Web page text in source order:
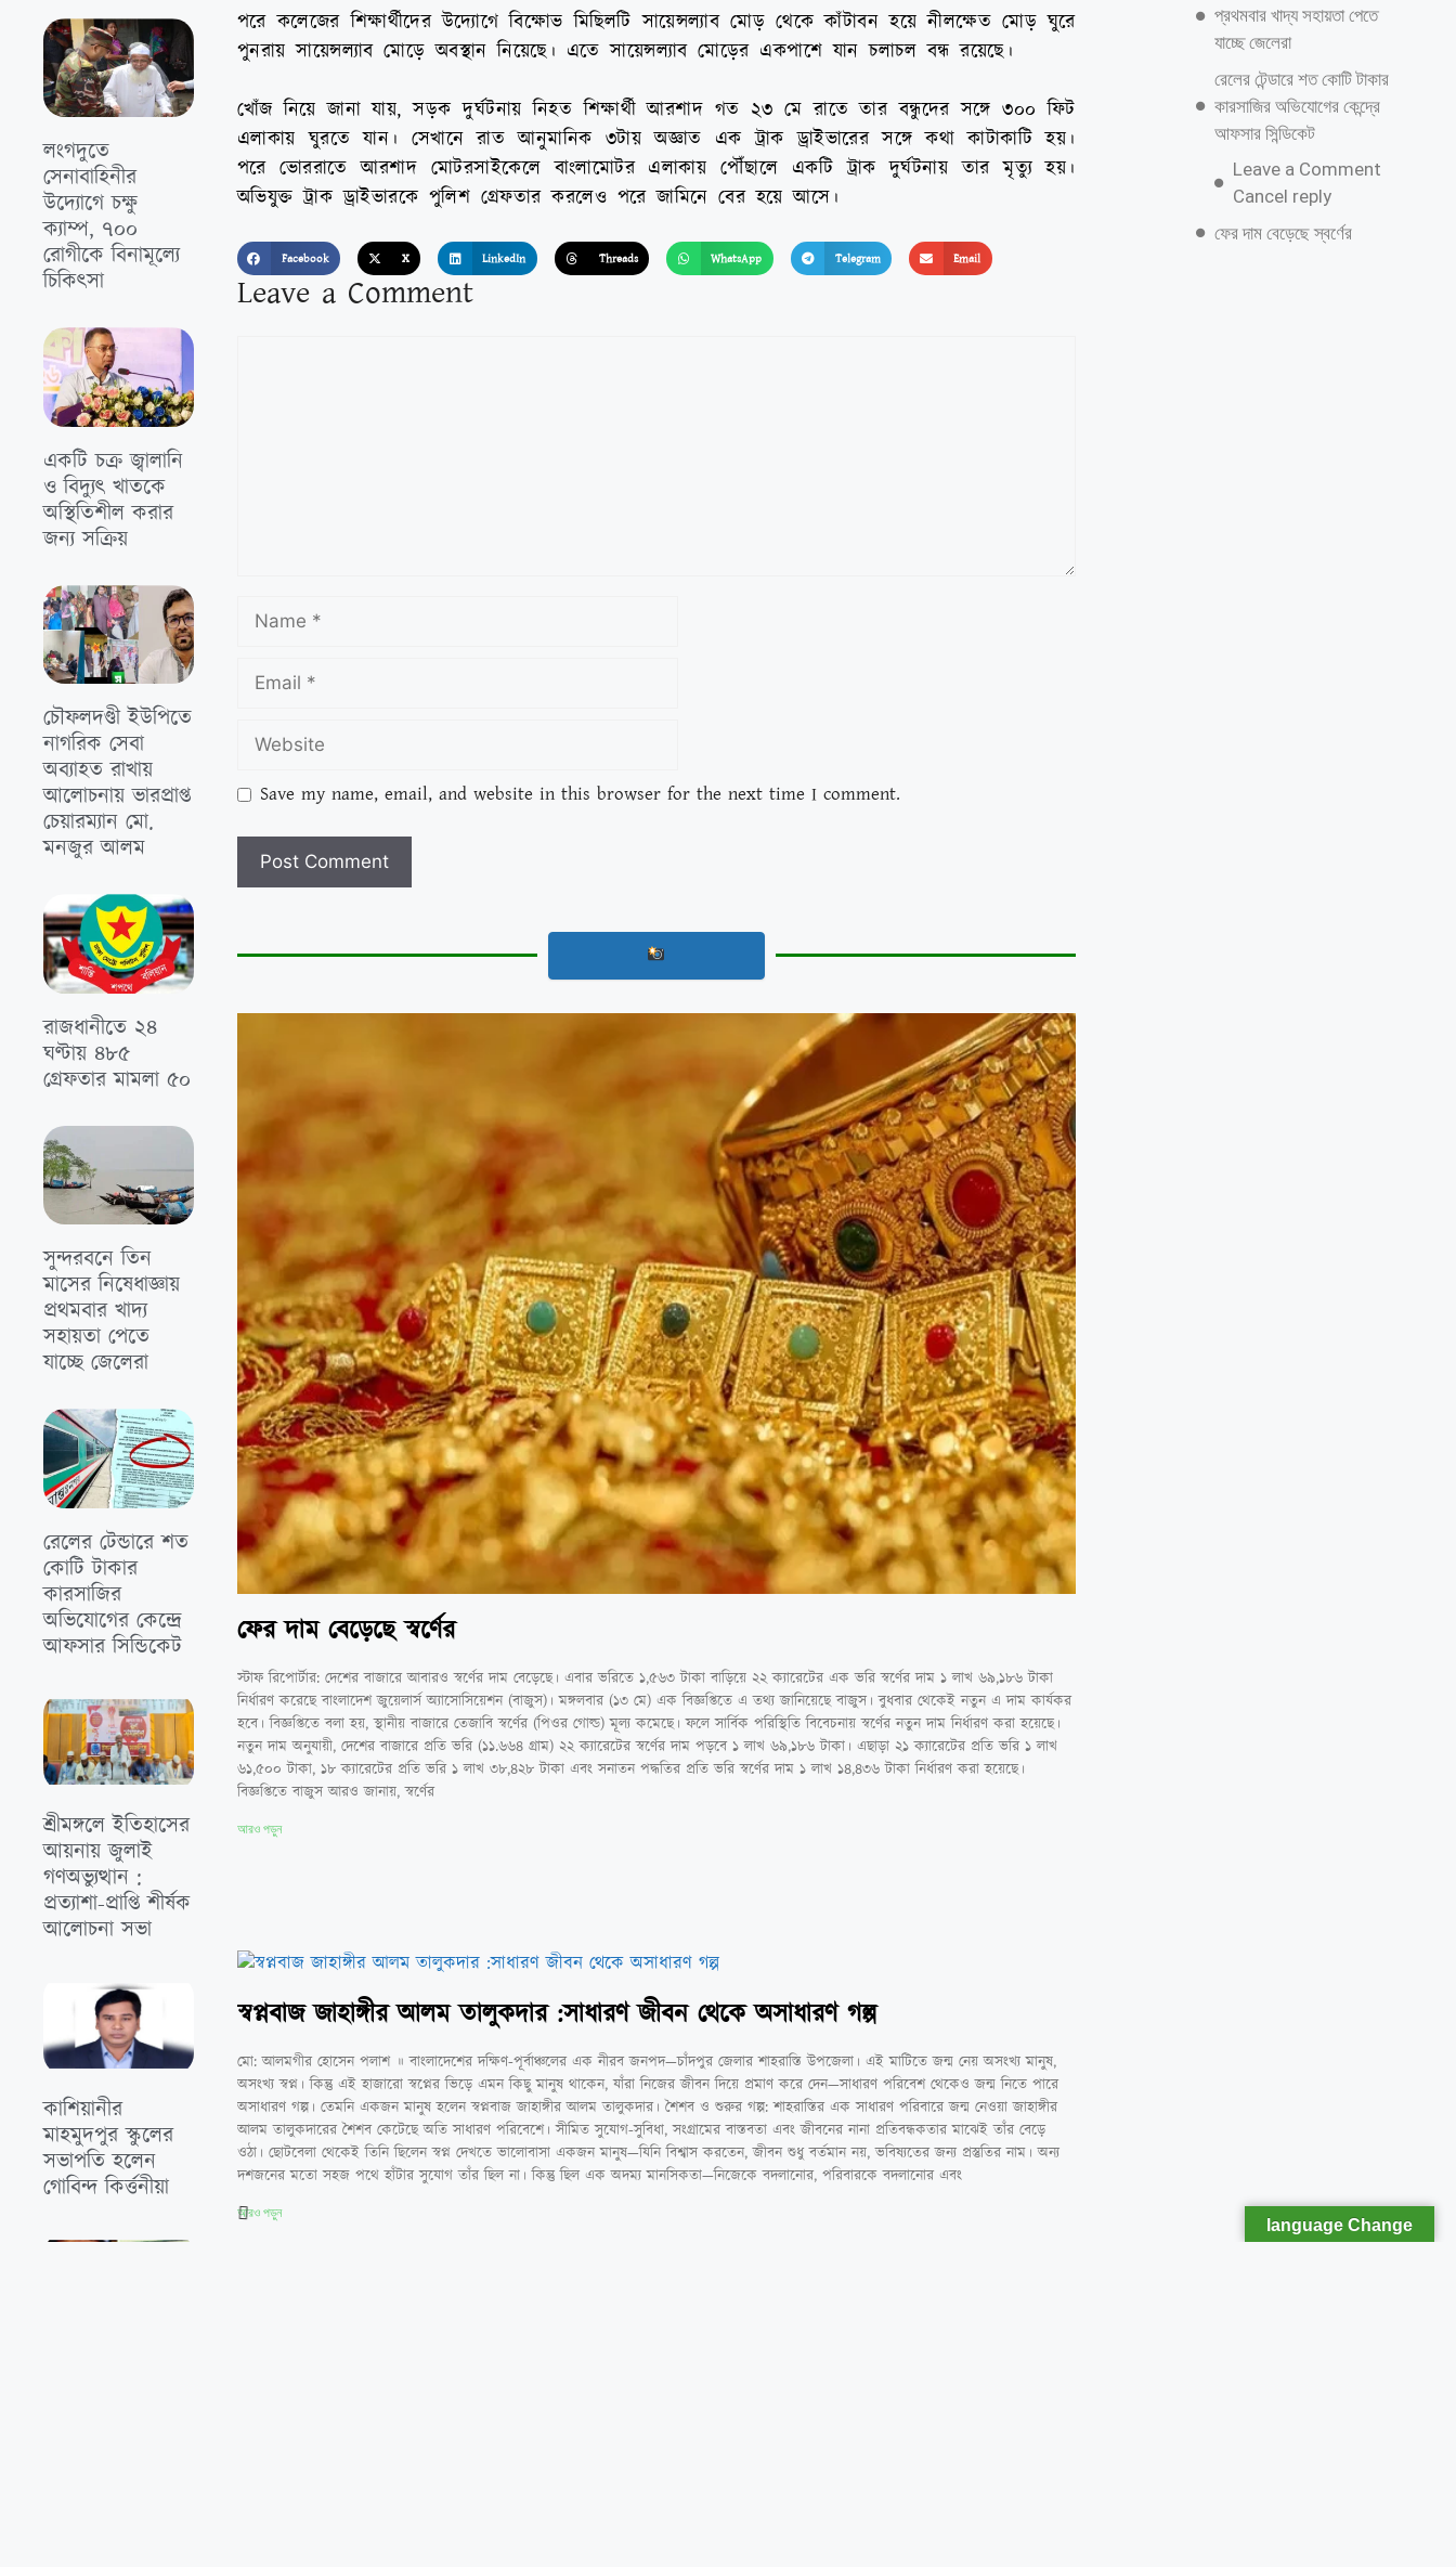
লংগদুতে
সেনাবাহিনীর
উদ্যোগে চক্ষু
ক্যাম্প, ৭০০
রোগীকে বিনামূল্যে
চিকিৎসা
একটি চক্র জ্বালানি
ও বিদ্যুৎ খাতকে
অস্থিতিশীল করার
জন্য সক্রিয়
চৌফলদণ্ডী ইউপিতে
নাগরিক সেবা
অব্যাহত রাখায়
আলোচনায় ভারপ্রাপ্ত
চেয়ারম্যান মো.
মনজুর আলম
রাজধানীতে ২৪
ঘণ্টায় ৪৮৫
গ্রেফতার মামলা ৫০
সুন্দরবনে তিন
মাসের নিষেধাজ্ঞায়
প্রথমবার খাদ্য
সহায়তা পেতে
যাচ্ছে জেলেরা
রেলের টেন্ডারে শত
কোটি টাকার
কারসাজির
অভিযোগের কেন্দ্রে
আফসার সিন্ডিকেট
শ্রীমঙ্গলে ইতিহাসের
আয়নায় জুলাই
গণঅভ্যুত্থান :
প্রত্যাশা-প্রাপ্তি শীর্ষক
আলোচনা সভা
কাশিয়ানীর
মাহমুদপুর স্কুলের
সভাপতি হলেন
গোবিন্দ কির্ত্তনীয়া
পরে কলেজের শিক্ষার্থীদের উদ্যোগে বিক্ষোভ মিছিলটি সায়েন্সল্যাব মোড় থেকে কাঁটাবন হয়ে নীলক্ষেত মোড় ঘুরে
পুনরায় সায়েন্সল্যাব মোড়ে অবস্থান নিয়েছে। এতে সায়েন্সল্যাব মোড়ের একপাশে যান চলাচল বন্ধ রয়েছে।
খোঁজ নিয়ে জানা যায়, সড়ক দুর্ঘটনায় নিহত শিক্ষার্থী আরশাদ গত ২৩ মে রাতে তার বন্ধুদের সঙ্গে ৩০০ ফিট
এলাকায় ঘুরতে যান। সেখানে রাত আনুমানিক ৩টায় অজ্ঞাত এক ট্রাক ড্রাইভারের সঙ্গে কথা কাটাকাটি হয়।
পরে ভোররাতে আরশাদ মোটরসাইকেলে বাংলামোটর এলাকায় পৌঁছালে একটি ট্রাক দুর্ঘটনায় তার মৃত্যু হয়।
অভিযুক্ত ট্রাক ড্রাইভারকে পুলিশ গ্রেফতার করলেও পরে জামিনে বের হয়ে আসে।
Facebook X LinkedIn Threads WhatsApp Telegram Email
Leave a Comment
Save my name, email, and website in this browser for the next time I comment.
ফের দাম বেড়েছে স্বর্ণের
স্টাফ রিপোর্টার: দেশের বাজারে আবারও স্বর্ণের দাম বেড়েছে। এবার ভরিতে ১,৫৬৩ টাকা বাড়িয়ে ২২ ক্যারেটের এক ভরি স্বর্ণের দাম ১ লাখ ৬৯,১৮৬ টাকা
নির্ধারণ করেছে বাংলাদেশ জুয়েলার্স অ্যাসোসিয়েশন (বাজুস)। মঙ্গলবার (১৩ মে) এক বিজ্ঞপ্তিতে এ তথ্য জানিয়েছে বাজুস। বুধবার থেকেই নতুন এ দাম কার্যকর
হবে। বিজ্ঞপ্তিতে বলা হয়, স্থানীয় বাজারে তেজাবি স্বর্ণের (পিওর গোল্ড) মূল্য কমেছে। ফলে সার্বিক পরিস্থিতি বিবেচনায় স্বর্ণের নতুন দাম নির্ধারণ করা হয়েছে।
নতুন দাম অনুযায়ী, দেশের বাজারে প্রতি ভরি (১১.৬৬৪ গ্রাম) ২২ ক্যারেটের স্বর্ণের দাম পড়বে ১ লাখ ৬৯,১৮৬ টাকা। এছাড়া ২১ ক্যারেটের প্রতি ভরি ১ লাখ
৬১,৫০০ টাকা, ১৮ ক্যারেটের প্রতি ভরি ১ লাখ ৩৮,৪২৮ টাকা এবং সনাতন পদ্ধতির প্রতি ভরি স্বর্ণের দাম ১ লাখ ১৪,৪৩৬ টাকা নির্ধারণ করা হয়েছে।
বিজ্ঞপ্তিতে বাজুস আরও জানায়, স্বর্ণের
আরও পড়ুন
স্বপ্নবাজ জাহাঙ্গীর আলম তালুকদার :সাধারণ জীবন থেকে অসাধারণ গল্প
মো: আলমগীর হোসেন পলাশ ॥ বাংলাদেশের দক্ষিণ-পূর্বাঞ্চলের এক নীরব জনপদ—চাঁদপুর জেলার শাহরাস্তি উপজেলা। এই মাটিতে জন্ম নেয় অসংখ্য মানুষ,
অসংখ্য স্বপ্ন। কিন্তু এই হাজারো স্বপ্নের ভিড়ে এমন কিছু মানুষ থাকেন, যাঁরা নিজের জীবন দিয়ে প্রমাণ করে দেন—সাধারণ পরিবেশ থেকেও জন্ম নিতে পারে
অসাধারণ গল্প। তেমনি একজন মানুষ হলেন স্বপ্নবাজ জাহাঙ্গীর আলম তালুকদার। শৈশব ও শুরুর গল্প: শাহরাস্তির এক সাধারণ পরিবারে জন্ম নেওয়া জাহাঙ্গীর
আলম তালুকদারের শৈশব কেটেছে অতি সাধারণ পরিবেশে। সীমিত সুযোগ-সুবিধা, সংগ্রামের বাস্তবতা এবং জীবনের নানা প্রতিবন্ধকতার মাঝেই তাঁর বেড়ে
ওঠা। ছোটবেলা থেকেই তিনি ছিলেন স্বপ্ন দেখতে ভালোবাসা একজন মানুষ—যিনি বিশ্বাস করতেন, জীবন শুধু বর্তমান নয়, ভবিষ্যতের জন্য প্রস্তুতির নাম। অন্য
দশজনের মতো সহজ পথে হাঁটার সুযোগ তাঁর ছিল না। কিন্তু ছিল এক অদম্য মানসিকতা—নিজেকে বদলানোর, পরিবারকে বদলানোর এবং
আরও পড়ুন
প্রথমবার খাদ্য সহায়তা পেতে
যাচ্ছে জেলেরা
রেলের টেন্ডারে শত কোটি টাকার
কারসাজির অভিযোগের কেন্দ্রে
আফসার সিন্ডিকেট
Leave a Comment
Cancel reply
ফের দাম বেড়েছে স্বর্ণের
language Change